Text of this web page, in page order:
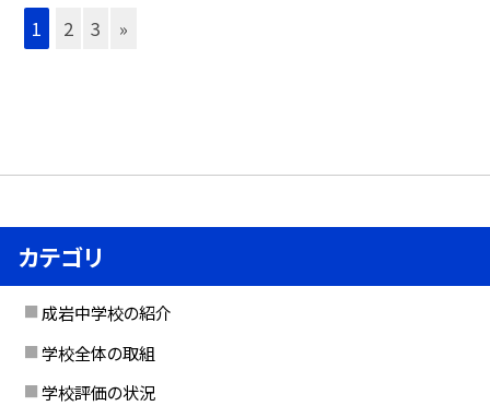
1 2 3 »
カテゴリ
成岩中学校の紹介
学校全体の取組
学校評価の状況